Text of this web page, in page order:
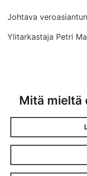
Johtava
Ylitarkastaja Petri
Mitä mieltä